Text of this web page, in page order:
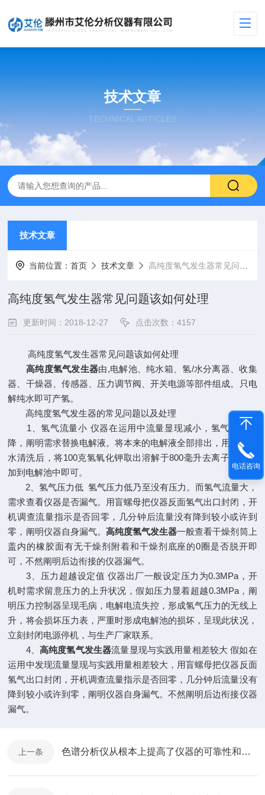
技术文章
TECHNICAL ARTICLES
技术文章
当前位置：首页 技术文章 高纯度氢气发生器常见问题该如何处理
高纯度氢气发生器常见问题该如何处理
更新时间：2018-12-27 点击次数：4157
高纯度氢气发生器常见问题该如何处理
高纯度氢气发生器由,电解池、纯水箱、氢/水分离器、收集
器、干燥器、传感器、压力调节阀、开关电源等部件组成。只电
解纯水即可产氢。
高纯度氢气发生器的常见问题以及处理
1、氢气流量小 仪器在运用中流量显现减小，氢气压力下
降，阐明需求替换电解液。将本来的电解液全部排出，用去离子
水清洗后，将100克氢氧化钾取出溶解于800毫升去离子水中，
加到电解池中即可。
2、氢气压力低 氢气压力低乃至没有压力。而氢气流量大，
需求查看仪器是否漏气。用盲螺母把仪器反面氢气出口封闭，开
机调查流量指示是否回零，几分钟后流量没有降到较小或许到
零，阐明仪器自身漏气。 高纯度氢气发生器一般查看干燥剂筒上
盖内的橡胶面有无干燥剂附着和干燥剂底座的0圈是否脱开即
可，不然阐明后边衔接的仪器漏气。
3、压力超越设定值 仪器出厂一般设定压力为0.3MPa，开
机时需求留意压力的上升状况，假如压力显着超越0.3MPa，阐
明压力控制器呈现毛病，电解电流失控，形成氢气压力的无线上
升，将会损坏压力表，严重时形成电解池的损坏，呈现此状况，
立刻封闭电源停机，与生产厂家联系。
4、高纯度氢气发生器流量显现与实践用量相差较大 假如在
运用中发现流量显现与实践用量相差较大，用盲螺母把仪器反面
氢气出口封闭，开机调查流量指示是否回零，几分钟后流量没有
降到较小或许到零，阐明仪器自身漏气。不然阐明后边衔接仪器
漏气。
上一条 色谱分析仪从根本上提高了仪器的可靠性和可维护性
电话咨询